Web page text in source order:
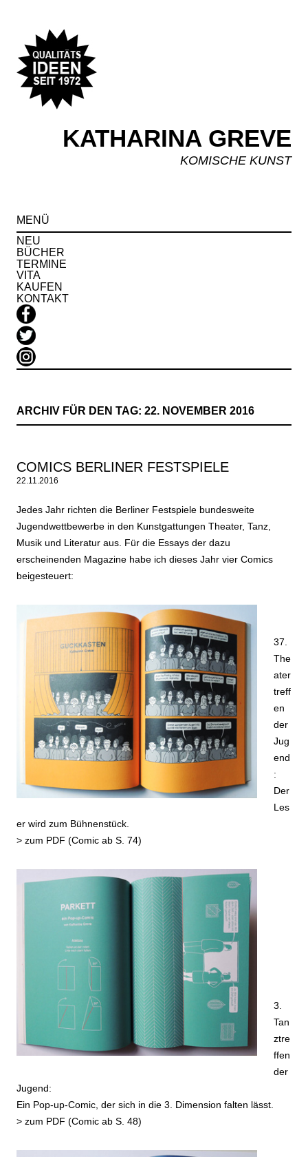
KATHARINA GREVE
KOMISCHE KUNST
MENÜ
NEU
BÜCHER
TERMINE
VITA
KAUFEN
KONTAKT
ARCHIV FÜR DEN TAG: 22. NOVEMBER 2016
COMICS BERLINER FESTSPIELE
22.11.2016
Jedes Jahr richten die Berliner Festspiele bundesweite
Jugendwettbewerbe in den Kunstgattungen Theater, Tanz,
Musik und Literatur aus. Für die Essays der dazu
erscheinenden Magazine habe ich dieses Jahr vier Comics
beigesteuert:
37.
The
ater
treff
en
der
Jug
end
:
Der
Les
er wird zum Bühnenstück.
> zum PDF (Comic ab S. 74)
3.
Tan
ztre
ffen
der
Jugend:
Ein Pop-up-Comic, der sich in die 3. Dimension falten lässt.
> zum PDF (Comic ab S. 48)